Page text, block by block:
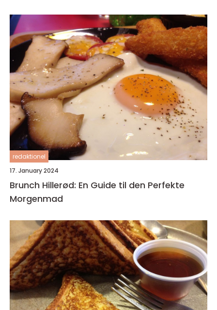
redaktionel
17. January 2024
Brunch Hillerød: En Guide til den Perfekte
Morgenmad